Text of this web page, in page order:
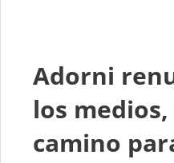
Adorni
los
camino